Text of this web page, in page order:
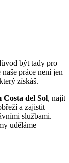
být tady pro
práce není jen
získáš.
Costa del Sol, najít
a zajistit
službami.
uděláme